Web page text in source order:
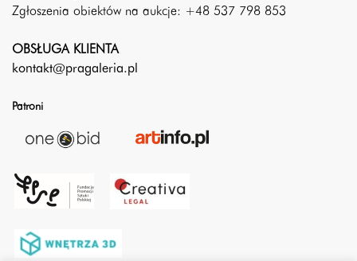
Zgłoszenia obiektów na aukcje: +48 537 798 853
OBSŁUGA KLIENTA
kontakt@pragaleria.pl
Patroni